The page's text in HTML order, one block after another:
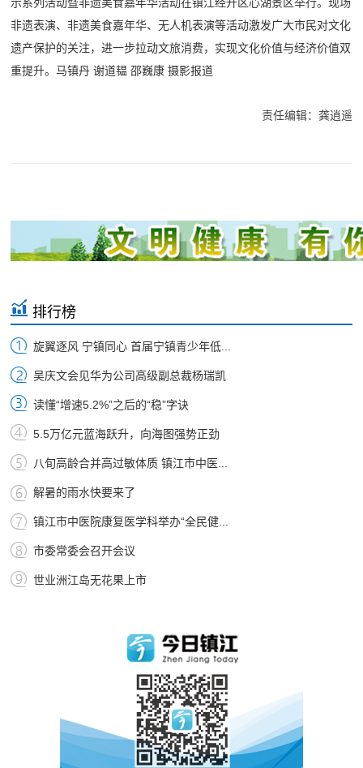
非遗表演、非遗美食嘉年华、无人机表演等活动激发广大市民对文化
遗产保护的关注，进一步拉动文旅消费，实现文化价值与经济价值双
重提升。马镇丹 谢道韫 邵巍康 摄影报道
责任编辑：龚逍遥
排行榜
旋翼逐风 宁镇同心 首届宁镇青少年低...
吴庆文会见华为公司高级副总裁杨瑞凯
读懂“增速5.2%”之后的“稳”字诀
5.5万亿元蓝海跃升，向海图强势正劲
八旬高龄合并高过敏体质 镇江市中医...
解暑的雨水快要来了
镇江市中医院康复医学科举办“全民健...
市委常委会召开会议
世业洲江岛无花果上市